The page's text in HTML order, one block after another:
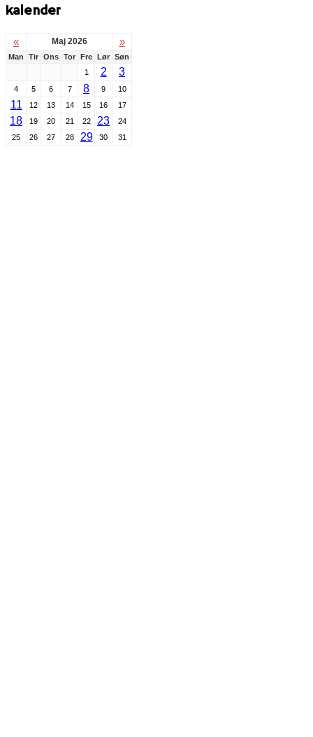
kalender
« Maj 2026 »
Man Tir Ons Tor Fre Lør Søn
1
2 3
4 5 6 7 8 9 10
11 12 13 14 15 16 17
18 19 20 21 22 23
24
25
26 27 28 29 30 31